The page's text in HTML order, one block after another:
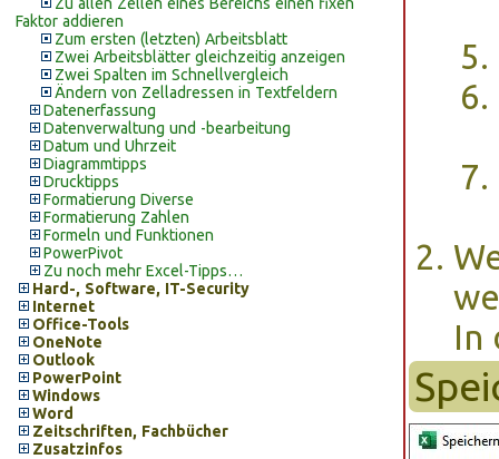
Faktor addieren
Zum ersten (letzten) Arbeitsblatt
Zwei Arbeitsblätter gleichzeitig anzeigen
Zwei Spalten im Schnellvergleich
Ändern von Zelladressen in Textfeldern
Datenerfassung
Datenverwaltung und -bearbeitung
Datum und Uhrzeit
Diagrammtipps
Drucktipps
Formatierung Diverse
Formatierung Zahlen
Formeln und Funktionen
PowerPivot
Zu noch mehr Excel-Tipps…
Hard-, Software, IT-Security
Internet
Office-Tools
OneNote
Outlook
PowerPoint
Windows
Word
Zeitschriften, Fachbücher
Zusatzinfos
In